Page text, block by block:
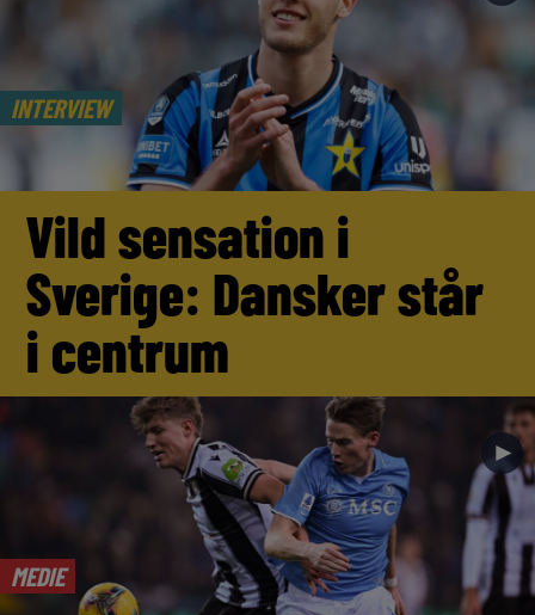
INTERVIEW
Vild sensation i
Sverige: Dansker står
i centrum
MEDIE
►